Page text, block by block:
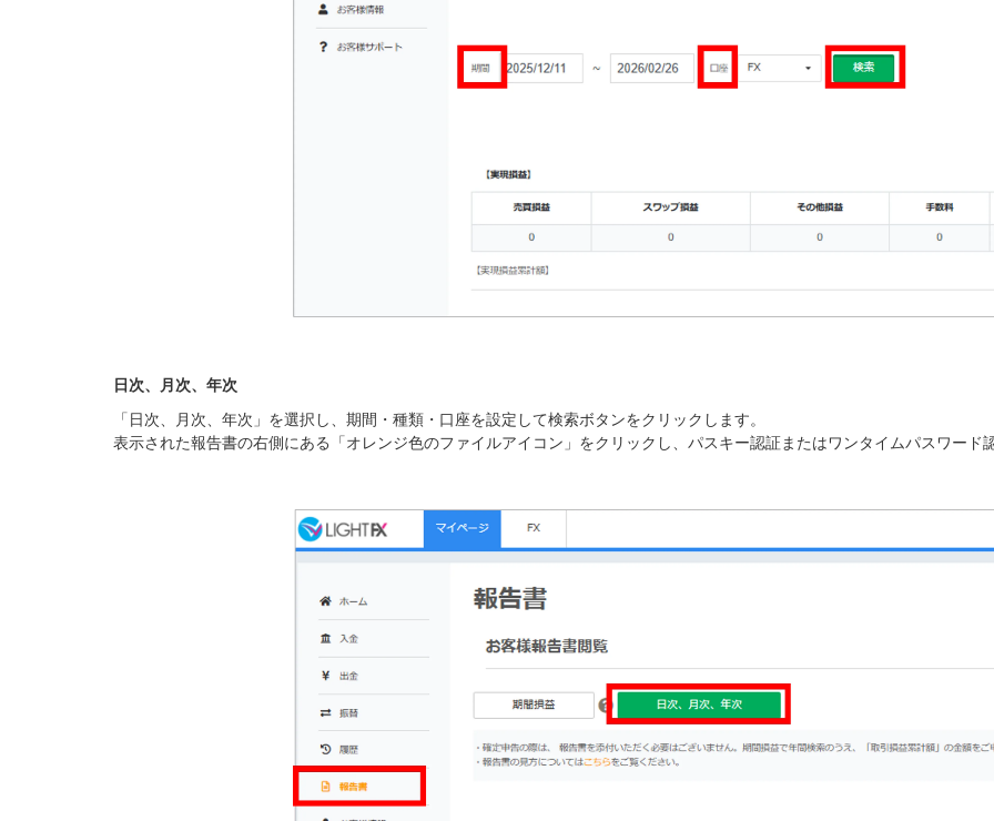
日次、月次、年次
「日次、月次、年次」を選択し、期間・種類・口座を設定して検索ボタンをクリックします。
表示された報告書の右側にある「オレンジ色のファイルアイコン」をクリックし、パスキー認証またはワンタイムパスワー